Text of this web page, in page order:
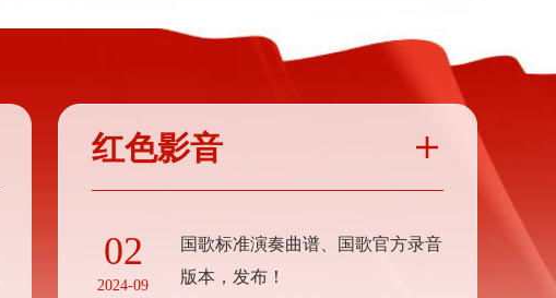
红色影音 
02
2024-09
国歌标准演奏曲谱、国歌官方录音
版本，发布！